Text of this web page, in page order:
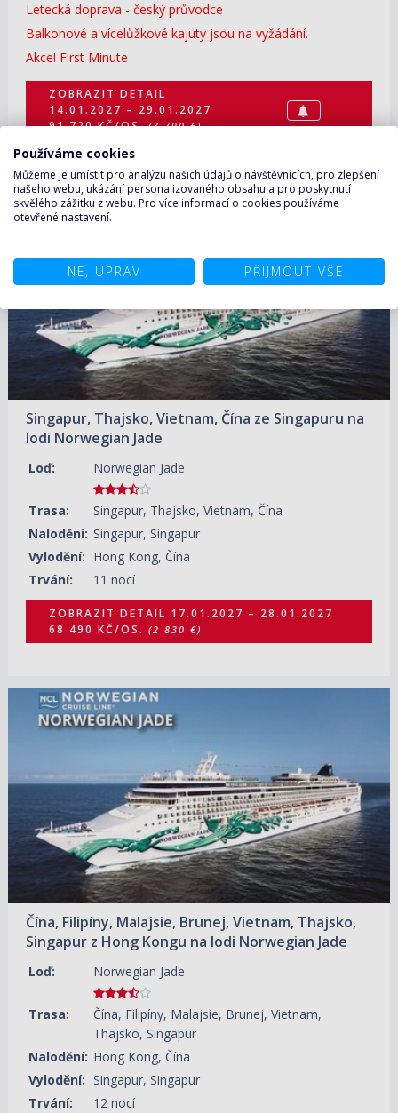
Letecká doprava - český průvodce
Balkonové a vícelůžkové kajuty jsou na vyžádání.
Akce! First Minute
ZOBRAZIT DETAIL
14.01.2027 – 29.01.2027
91 720 KČ/OS.(3 790 €)
Singapur, Thajsko, Vietnam, Čína ze Singapuru na
lodi Norwegian Jade
Loď: Norwegian Jade
Trasa:
Singapur, Thajsko, Vietnam, Čína
Nalodění: Singapur, Singapur
Vylodění: Hong Kong, Čína
Trvání:
11 nocí
17.01.2027 – 28.01.2027
ZOBRAZIT DETAIL 17.01.2027 – 28.01.2027
68 490 KČ/OS. (2 830 €)
Čína, Filipíny, Malajsie, Brunej, Vietnam, Thajsko,
Singapur z Hong Kongu na lodi Norwegian Jade
Loď: Norwegian Jade
Trasa:
Čína, Filipíny, Malajsie, Brunej, Vietnam,
Thajsko, Singapur
Nalodění: Hong Kong, Čína
Vylodění: Singapur, Singapur
Trvání:
12 nocí
28.01.2027 – 09.02.2027
ZOBRAZIT DETAIL
03.01.2028 – 15.01.2028
42 590 KČ/OS.
(1 760 €)
ZOBRAZIT DETAIL
28.01.2028 – 09.02.2028
45 500 KČ/OS.
(1 880 €)
Používáme cookies
Můžeme je umístit pro analýzu našich údajů o návštěvnících, pro zlepšení
našeho webu, ukázání personalizovaného obsahu a pro poskytnutí
skvělého zážitku z webu. Pro více informací o cookies používáme
otevřené nastavení.
NE, UPRAV PŘIJMOUT VŠE